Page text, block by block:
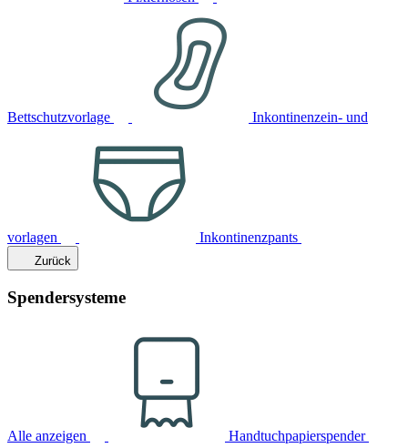
Bettschutzvorlage Inkontinenzein- und
vorlagen Inkontinenzpants
Zurück
Spendersysteme
Alle anzeigen Handtuchpapierspender